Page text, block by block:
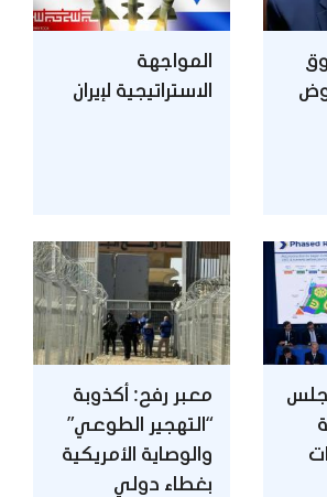
المواجهة
الاستراتيجية لإيران
معبر رفح: أكذوبة
“التهجير الطوعي”
والوصاية الأمريكية
بغطاء دولي